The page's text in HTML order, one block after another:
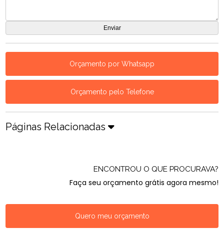
Orçamento por Whatsapp
Orçamento pelo Telefone
Páginas Relacionadas
ENCONTROU O QUE PROCURAVA?
Faça seu orçamento grátis agora mesmo!
Quero meu orçamento